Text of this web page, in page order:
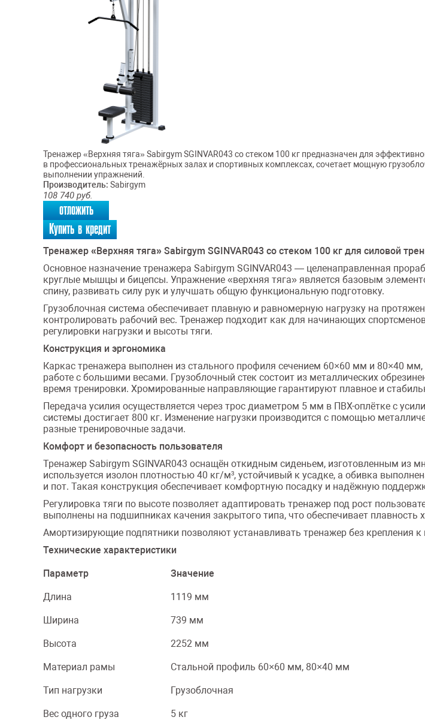
Тренажер «Верхняя тяга» Sabirgym SGINVAR043 со стеком 100 кг предназначен для
в профессиональных тренажёрных залах и спортивных комплексах, сочетает мощную
выполнении упражнений.
Производитель: Sabirgym
108 740 руб.
отложить
Купить в кредит
Тренажер «Верхняя тяга» Sabirgym SGINVAR043 со стеком 100 кг для силовой
Основное назначение тренажера Sabirgym SGINVAR043 — целенаправленная
круглые мышцы и бицепсы. Упражнение «верхняя тяга» является базовым
спину, развивать силу рук и улучшать общую функциональную подготовку.
Грузоблочная система обеспечивает плавную и равномерную нагрузку на
контролировать рабочий вес. Тренажер подходит как для начинающих
регулировки нагрузки и высоты тяги.
Конструкция и эргономика
Каркас тренажера выполнен из стального профиля сечением 60×60 мм и 80×40
работе с большими весами. Грузоблочный стек состоит из металлических
время тренировки. Хромированные направляющие гарантируют плавное и
Передача усилия осуществляется через трос диаметром 5 мм в ПВХ-оплётке с
системы достигает 800 кг. Изменение нагрузки производится с помощью
разные тренировочные задачи.
Комфорт и безопасность пользователя
Тренажер Sabirgym SGINVAR043 оснащён откидным сиденьем, изготовленным из
используется изолон плотностью 40 кг/м³, устойчивый к усадке, а обивка
и пот. Такая конструкция обеспечивает комфортную посадку и надёжную
Регулировка тяги по высоте позволяет адаптировать тренажер под рост
выполнены на подшипниках качения закрытого типа, что обеспечивает
Амортизирующие подпятники позволяют устанавливать тренажер без крепления
Технические характеристики
Параметр Значение
Длина 1119 мм
Ширина 739 мм
Высота 2252 мм
Материал рамы Стальной профиль 60×60 мм, 80×40 мм
Тип нагрузки Грузоблочная
Вес одного груза 5 кг